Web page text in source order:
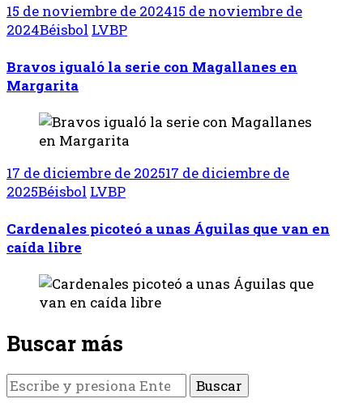
15 de noviembre de 202415 de noviembre de
2024Béisbol LVBP
Bravos igualó la serie con Magallanes en
Margarita
17 de diciembre de 202517 de diciembre de
2025Béisbol LVBP
Cardenales picoteó a unas Águilas que van en
caída libre
Buscar más
¿Buscas